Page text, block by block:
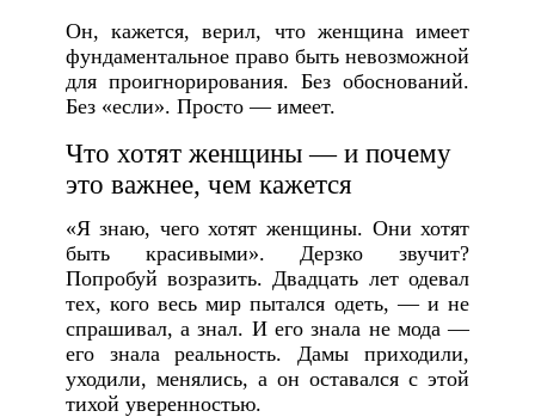
Он, кажется, верил, что женщина имеет
фундаментальное право быть невозможной
для проигнорирования. Без обоснований.
Без «если». Просто — имеет.
Что хотят женщины — и почему
это важнее, чем кажется
«Я знаю, чего хотят женщины. Они хотят
быть красивыми». Дерзко звучит?
Попробуй возразить. Двадцать лет одевал
тех, кого весь мир пытался одеть, — и не
спрашивал, а знал. И его знала не мода —
его знала реальность. Дамы приходили,
уходили, менялись, а он оставался с этой
тихой уверенностью.